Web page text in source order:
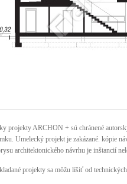
projekty ARCHON + sú chránené
Umelecký projekt je zakázané. kópie
architektonického návrhu je inštancií
projekty sa môžu líšiť od